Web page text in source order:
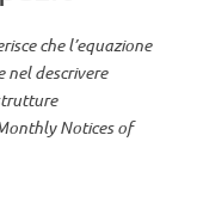
che l’equazione
nel descrivere
Notices of